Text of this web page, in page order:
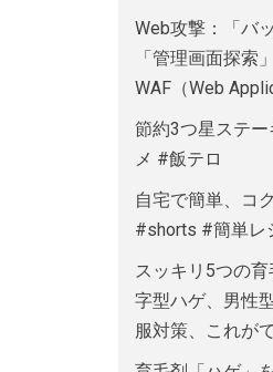
Web攻撃：「バ
「管理画面探索
WAF（Web
節約3つ星ステ
メ #飯テロ
自宅で簡単、コ
#shorts #簡単レ
スッキリ5つの
字型ハゲ、男性
服対策、これが